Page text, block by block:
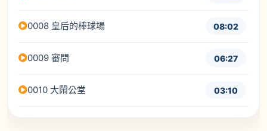
0008 皇后的棒球場 08:02
0009 審問 06:27
0010 大鬧公堂 03:10